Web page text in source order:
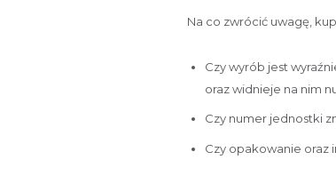
Na co zwrócić uwagę,
Czy wyrób jest
oraz widnieje na nim
Czy numer jednostki
Czy opakowanie oraz